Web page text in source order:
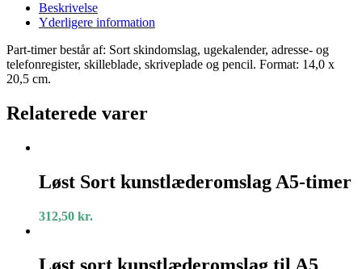
Beskrivelse
Yderligere information
Part-timer består af: Sort skindomslag, ugekalender, adresse- og
telefonregister, skilleblade, skriveplade og pencil. Format: 14,0 x
20,5 cm.
Relaterede varer
Sort
kunstlæderomslag
timer
Løst Sort kunstlæderomslag A5-timer
312,50 kr.
sort